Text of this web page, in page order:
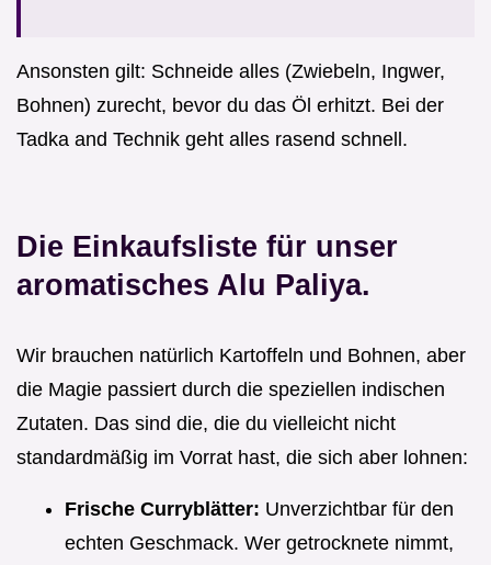
Ansonsten gilt: Schneide alles (Zwiebeln, Ingwer,
Bohnen) zurecht, bevor du das Öl erhitzt. Bei der
Tadka and Technik geht alles rasend schnell.
Die Einkaufsliste für unser
aromatisches Alu Paliya.
Wir brauchen natürlich Kartoffeln und Bohnen, aber
die Magie passiert durch die speziellen indischen
Zutaten. Das sind die, die du vielleicht nicht
standardmäßig im Vorrat hast, die sich aber lohnen:
Frische Curryblätter: Unverzichtbar für den
echten Geschmack. Wer getrocknete nimmt,